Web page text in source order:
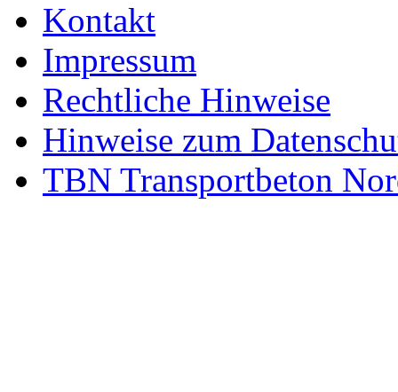
Kontakt
Impressum
Rechtliche Hinweise
Hinweise zum
TBN Transportbeton